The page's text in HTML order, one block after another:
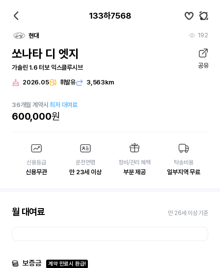
133하7568
현대 192
쏘나타 디 엣지
가솔린 1.6 터보 익스클루시브 공유
2026.05 휘발유 3,563km
36개월 계약시최저 대여료
600,000원
신용등급
신용무관
운전연령
만 23세 이상
정비/관리 혜택
부분 제공
탁송비용
일부지역 무료
월 대여료 만 26세 이상 기준
보증금 계약 만료시 환급!